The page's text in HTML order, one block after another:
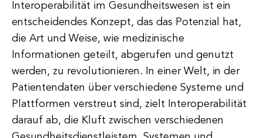
Interoperabilität im Gesundheitswesen ist ein
entscheidendes Konzept, das das Potenzial hat,
die Art und Weise, wie medizinische
Informationen geteilt, abgerufen und genutzt
werden, zu revolutionieren. In einer Welt, in der
Patientendaten über verschiedene Systeme und
Plattformen verstreut sind, zielt Interoperabilität
darauf ab, die Kluft zwischen verschiedenen